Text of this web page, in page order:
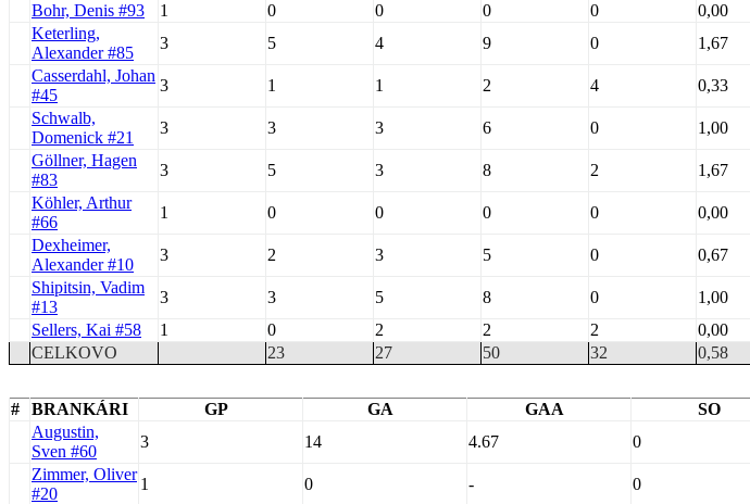
Bohr, Denis #93
1 0 0 0 0 0,00
Keterling,
Alexander #85
3 5 4 9 0 1,67
Casserdahl, Johan
#45
3 1 1 2 4 0,33
Schwalb,
Domenick #21
3 3 3 6 0 1,00
Göllner, Hagen
#83
3 5 3 8 2 1,67
Köhler, Arthur
#66
1 0 0 0 0 0,00
Dexheimer,
Alexander #10
3 2 3 5 0 0,67
Shipitsin, Vadim
#13
3 3 5 8 0 1,00
Sellers, Kai #58
1 0 2 2 2 0,00
CELKOVO
23 27 50 32 0,58
# BRANKÁRI GP GA GAA SO
Augustin,
Sven #60
3 14 4.67 0
Zimmer, Oliver
#20
1 0 - 0